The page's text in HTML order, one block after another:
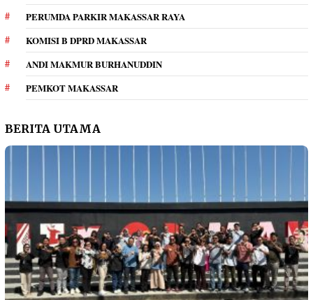
PERUMDA PARKIR MAKASSAR RAYA
KOMISI B DPRD MAKASSAR
ANDI MAKMUR BURHANUDDIN
PEMKOT MAKASSAR
BERITA UTAMA